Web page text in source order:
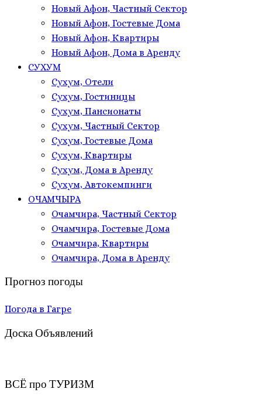
Новый Афон, Частный Сектор
Новый Афон, Гостевые Дома
Новый Афон, Квартиры
Новый Афон, Дома в Аренду
СУХУМ
Сухум, Отели
Сухум, Гостиницы
Сухум, Пансионаты
Сухум, Частный Сектор
Сухум, Гостевые Дома
Сухум, Квартиры
Сухум, Дома в Аренду
Сухум, Автокемпинги
ОЧАМЧЫРА
Очамчира, Частный Сектор
Очамчира, Гостевые Дома
Очамчира, Квартиры
Очамчира, Дома в Аренду
Прогноз погоды
Погода в Гагре
Доска Объявлений
ВСЁ про ТУРИЗМ